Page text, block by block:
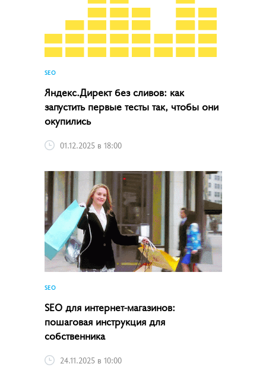
SEO
Яндекс.Директ без сливов: как
запустить первые тесты так, чтобы они
окупились
01.12.2025 в 18:00
SEO
SEO для интернет-магазинов:
пошаговая инструкция для
собственника
24.11.2025 в 10:00